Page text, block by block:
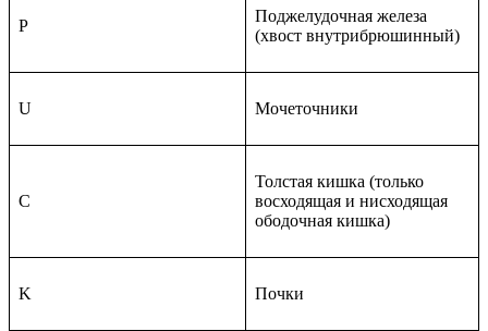
P
Поджелудочная железа
(хвост внутрибрюшинный)
U Мочеточники
C
Толстая кишка (только
восходящая и нисходящая
ободочная кишка)
K Почки